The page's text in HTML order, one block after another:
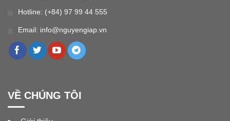
Hotline: (+84) 97 99 44 555
Email: info@nguyengiap.vn
VỀ CHÚNG TÔI